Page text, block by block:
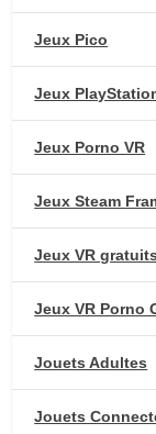
Jeux Pico
Jeux
Jeux Porno VR
Jeux Steam
Jeux VR gratuits
Jeux VR Porno
Jouets Adultes
Jouets